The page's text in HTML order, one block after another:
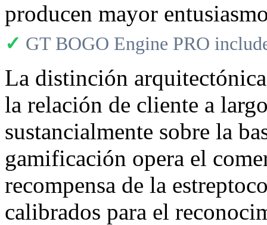
producen mayor
✓ GT BOGO Engine PRO
La distinción
la relación de cliente a
sustancialmente sobre la
gamificación opera el
recompensa de la
calibrados para el